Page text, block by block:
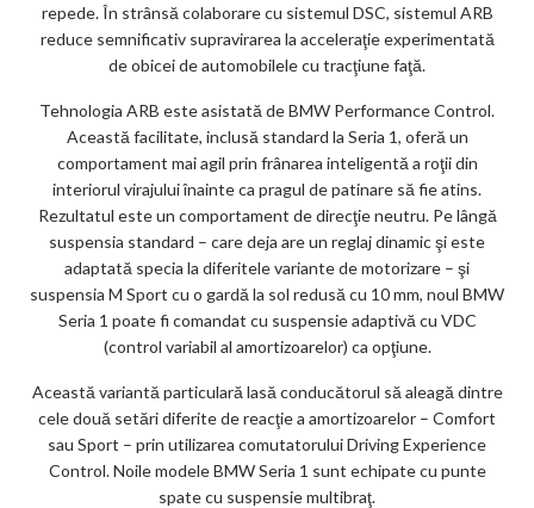
repede. În strânsă colaborare cu sistemul DSC, sistemul ARB
reduce semnificativ supravirarea la acceleraţie experimentată
de obicei de automobilele cu tracţiune faţă.
Tehnologia ARB este asistată de BMW Performance Control.
Această facilitate, inclusă standard la Seria 1, oferă un
comportament mai agil prin frânarea inteligentă a roţii din
interiorul virajului înainte ca pragul de patinare să fie atins.
Rezultatul este un comportament de direcţie neutru. Pe lângă
suspensia standard – care deja are un reglaj dinamic şi este
adaptată specia la diferitele variante de motorizare – şi
suspensia M Sport cu o gardă la sol redusă cu 10 mm, noul BMW
Seria 1 poate fi comandat cu suspensie adaptivă cu VDC
(control variabil al amortizoarelor) ca opţiune.
Această variantă particulară lasă conducătorul să aleagă dintre
cele două setări diferite de reacţie a amortizoarelor – Comfort
sau Sport – prin utilizarea comutatorului Driving Experience
Control. Noile modele BMW Seria 1 sunt echipate cu punte
spate cu suspensie multibraţ.